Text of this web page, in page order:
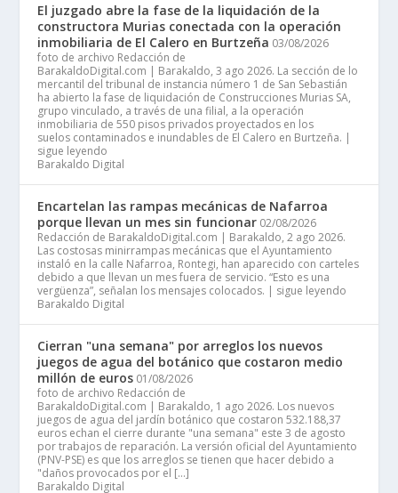
El juzgado abre la fase de la liquidación de la
constructora Murias conectada con la operación
inmobiliaria de El Calero en Burtzeña 03/08/2026
foto de archivo Redacción de
BarakaldoDigital.com | Barakaldo, 3 ago 2026. La sección de lo
mercantil del tribunal de instancia número 1 de San Sebastián
ha abierto la fase de liquidación de Construcciones Murias SA,
grupo vinculado, a través de una filial, a la operación
inmobiliaria de 550 pisos privados proyectados en los
suelos contaminados e inundables de El Calero en Burtzeña. |
sigue leyendo
Barakaldo Digital
Encartelan las rampas mecánicas de Nafarroa
porque llevan un mes sin funcionar 02/08/2026
Redacción de BarakaldoDigital.com | Barakaldo, 2 ago 2026.
Las costosas minirrampas mecánicas que el Ayuntamiento
instaló en la calle Nafarroa, Rontegi, han aparecido con carteles
debido a que llevan un mes fuera de servicio. “Esto es una
vergüenza”, señalan los mensajes colocados. | sigue leyendo
Barakaldo Digital
Cierran "una semana" por arreglos los nuevos
juegos de agua del botánico que costaron medio
millón de euros 01/08/2026
foto de archivo Redacción de
BarakaldoDigital.com | Barakaldo, 1 ago 2026. Los nuevos
juegos de agua del jardín botánico que costaron 532.188,37
euros echan el cierre durante "una semana" este 3 de agosto
por trabajos de reparación. La versión oficial del Ayuntamiento
(PNV-PSE) es que los arreglos se tienen que hacer debido a
"daños provocados por el […]
Barakaldo Digital